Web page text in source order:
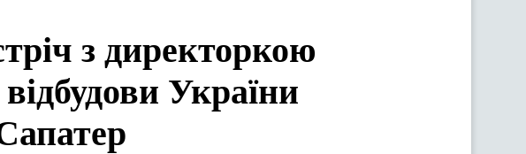
з директоркою
України